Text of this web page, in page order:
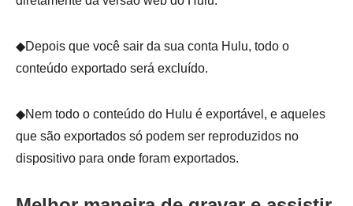
◆Depois que você sair da sua conta Hulu, todo o
conteúdo exportado será excluído.
◆Nem todo o conteúdo do Hulu é exportável, e aqueles
que são exportados só podem ser reproduzidos no
dispositivo para onde foram exportados.